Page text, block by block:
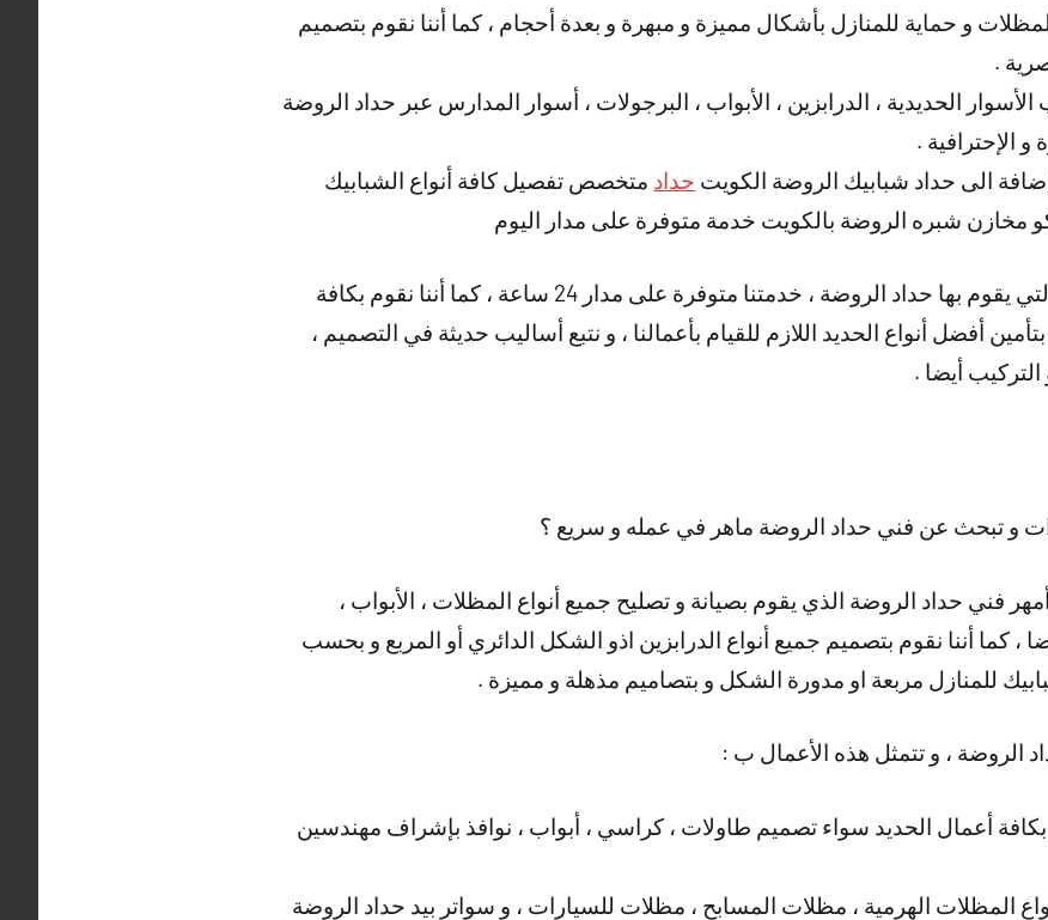
و حماية للمنازل بأشكال مميزة و مبهرة و بعدة أحجام ، كما أننا نقوم بتصميم
.
الحديدية ، الدرابزين ، الأبواب ، البرجولات ، أسوار المدارس عبر حداد الروضة
الإحترافية .
الى حداد شبابيك الروضة الكويت حداد متخصص تفصيل كافة أنواع الشبابيك
مخازن شبره الروضة بالكويت خدمة متوفرة على مدار اليوم
و هناك أيضا العديد من الأعمال التي يقوم بها حداد الروضة ، خدمتنا متوفرة على مدار 24 ساعة ، كما أننا نقوم بكافة
أفضل أنواع الحديد اللازم للقيام بأعمالنا ، و نتبع أساليب حديثة في التصميم ،
التركيب أيضا .
و تبحث عن فني حداد الروضة ماهر في عمله و سريع ؟
أمهر فني حداد الروضة الذي يقوم بصيانة و تصليح جميع أنواع المظلات ، الأبواب ،
، كما أننا نقوم بتصميم جميع أنواع الدرابزين اذو الشكل الدائري أو المربع و بحسب
للمنازل مربعة او مدورة الشكل و بتصاميم مذهلة و مميزة .
الروضة ، و تتمثل هذه الأعمال ب :
أعمال الحديد سواء تصميم طاولات ، كراسي ، أبواب ، نوافذ بإشراف مهندسين
المظلات الهرمية ، مظلات المسابح ، مظلات للسيارات ، و سواتر بيد حداد الروضة